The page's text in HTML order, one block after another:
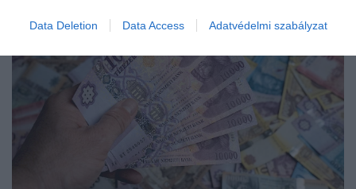
Data Deletion Data Access Adatvédelmi szabályzat